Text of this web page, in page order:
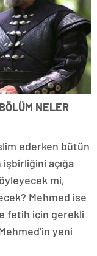
NELER
ederken bütün
işbirliğini açığa
mi,
Mehmed ise
fetih için gerekli
yeni